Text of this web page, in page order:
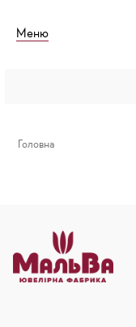
Меню
Головна